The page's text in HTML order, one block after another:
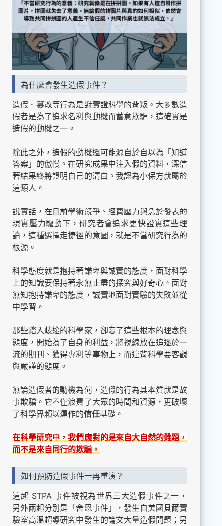
為什麼會發生造假事件？
造假、篡改等行為是對實證科學的背叛。大多數造
假者是為了追求名利與動機而蓄意欺騙，這確實是
造假的動機之一。
除此之外，造假的動機還可能源自於自以為「知道
答案」的傲慢。在研究成果中注入假的資料，深信
著結果終將證明自己的清白。我認為小保方就屬於
這類人。
說實話，在目前學術競爭、經費壓力與急於發表的
現實壓力驅動下，研究者會追求更快證實這些理
論，這種選擇走捷徑的意圖，就是不當研究行為的
根源。
科學態度就是抱持著謙卑與誠實的態度，面對科學
上的知識要保持著永無止盡的探究與好奇心。面對
無知抱持謙卑的態度，誠實地面對實驗的失敗並從
中學習。
那些踏入歧途的科學家，卻忘了這些根本的理念與
態度，開始為了自身的利益，將視線放在追逐於一
流的期刊、獲得專利等事物上，而違背科學要客觀
與嚴謹的態度。
無論造假者的動機為何，造假的行為其本質就是故
事欺騙。它不僅浪費了大眾的時間和資源，更破壞
了科學界賴以運作的信任基礎。
在科學研究中，我們應對的是來自大自然的難題，
而不是來自同行的欺騙。
如何預防造假事件一再重演？
這起 STPA 事件被視為世界三大造假事件之一，
另外兩起分別是「舍恩事件」，發生自美國貝爾實
驗室高溫超導研究中發生的論文大量造假問題；另